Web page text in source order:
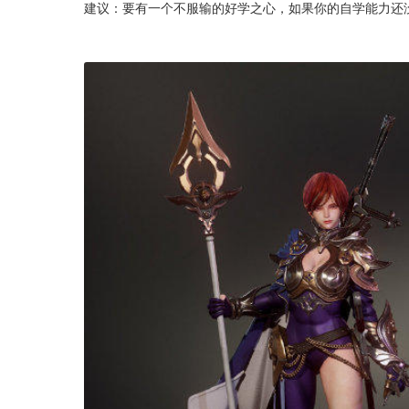
建议：要有一个不服输的好学之心，如果你的自学能力